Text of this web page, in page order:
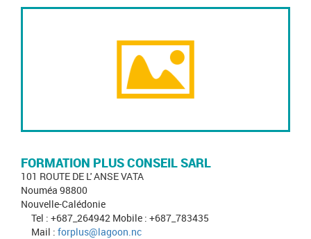
FORMATION PLUS CONSEIL SARL
101 ROUTE DE L' ANSE VATA
Nouméa 98800
Nouvelle-Calédonie
Tel : +687_264942 Mobile : +687_783435
Mail : forplus@lagoon.nc